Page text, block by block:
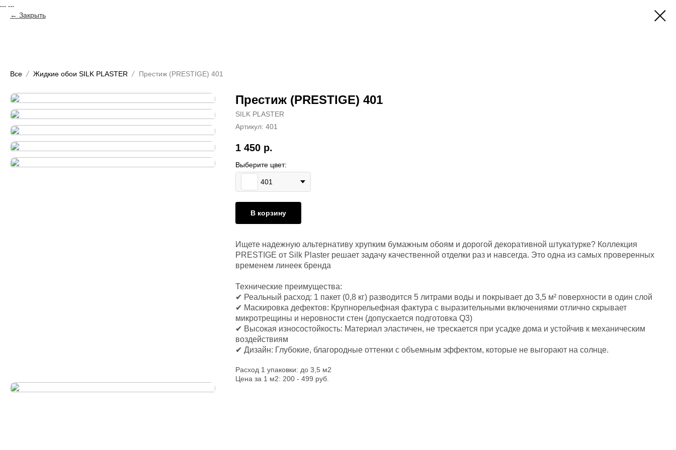
... ...
Закрыть
Все Жидкие обои SILK PLASTER Престиж (PRESTIGE) 401
Престиж (PRESTIGE) 401
SILK PLASTER
Артикул: 401
1 450 р.
Выберите цвет:
401
В корзину
Ищете надежную альтернативу хрупким бумажным обоям и дорогой декоративной штукатурке? Коллекция
PRESTIGE от Silk Plaster решает задачу качественной отделки раз и навсегда. Это одна из самых проверенных
временем линеек бренда
Технические преимущества:
✔ Реальный расход: 1 пакет (0,8 кг) разводится 5 литрами воды и покрывает до 3,5 м² поверхности в один слой
✔ Маскировка дефектов: Крупнорельефная фактура с выразительными включениями отлично скрывает
микротрещины и неровности стен (допускается подготовка Q3)
✔ Высокая износостойкость: Материал эластичен, не трескается при усадке дома и устойчив к механическим
воздействиям
✔ Дизайн: Глубокие, благородные оттенки с объемным эффектом, которые не выгорают на солнце.
Расход 1 упаковки: до 3,5 м2
Цена за 1 м2: 200 - 499 руб.